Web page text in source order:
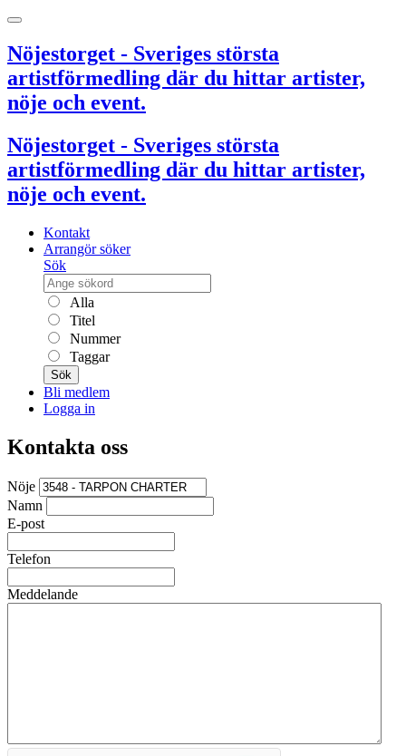
Nöjestorget - Sveriges största
artistförmedling där du hittar artister,
nöje och event.
Nöjestorget - Sveriges största
artistförmedling där du hittar artister,
nöje och event.
Kontakt
Arrangör söker
Sök
Alla
Titel
Nummer
Taggar
Sök
Bli medlem
Logga in
Kontakta oss
Nöje
Namn
E-post
Telefon
Meddelande